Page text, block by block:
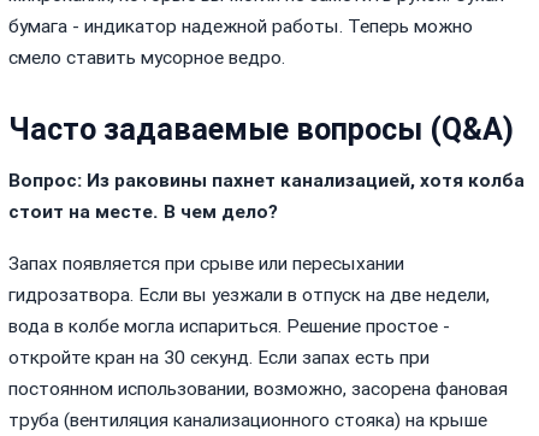
бумага - индикатор надежной работы. Теперь можно
смело ставить мусорное ведро.
Часто задаваемые вопросы (Q&A)
Вопрос: Из раковины пахнет канализацией, хотя колба
стоит на месте. В чем дело?
Запах появляется при срыве или пересыхании
гидрозатвора. Если вы уезжали в отпуск на две недели,
вода в колбе могла испариться. Решение простое -
откройте кран на 30 секунд. Если запах есть при
постоянном использовании, возможно, засорена фановая
труба (вентиляция канализационного стояка) на крыше